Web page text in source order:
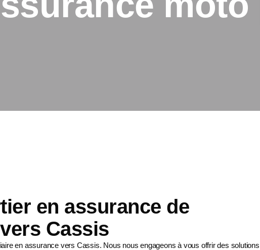
en assurance de
Cassis
en assurance vers Cassis. Nous nous engageons à vous offrir des solutions